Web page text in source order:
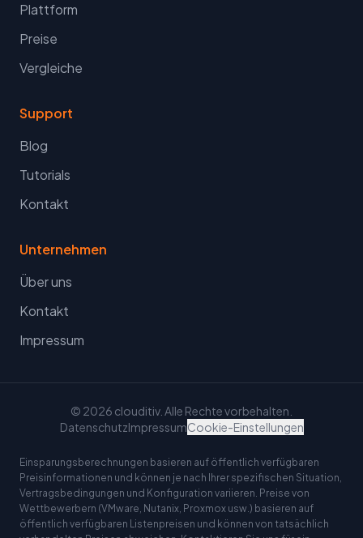
Plattform
Preise
Vergleiche
Support
Blog
Tutorials
Kontakt
Unternehmen
Über uns
Kontakt
Impressum
© 2026 clouditiv. Alle Rechte vorbehalten.
DatenschutzImpressumCookie-Einstellungen
Einsparungsberechnungen basieren auf öffentlich verfügbaren
Preisinformationen und können je nach Ihrer spezifischen Situation,
Vertragsbedingungen und Konfiguration variieren. Preise von
Wettbewerbern (VMware, Nutanix, Proxmox usw.) basieren auf
öffentlich verfügbaren Listenpreisen und können von tatsächlich